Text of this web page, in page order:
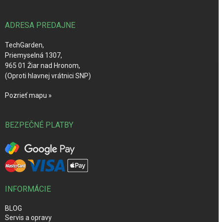
ADRESA PREDAJNE
TechGarden,
Priemyselná 1307,
965 01 Žiar nad Hronom,
(Oproti hlavnej vrátnici SNP)
Pozrieť mapu »
BEZPEČNÉ PLATBY
INFORMÁCIE
BLOG
Servis a opravy